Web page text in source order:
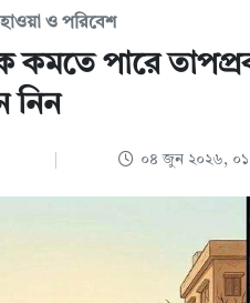
ও পরিবেশ
কমতে পারে
নিন
০৪ জুন ২০২৬,